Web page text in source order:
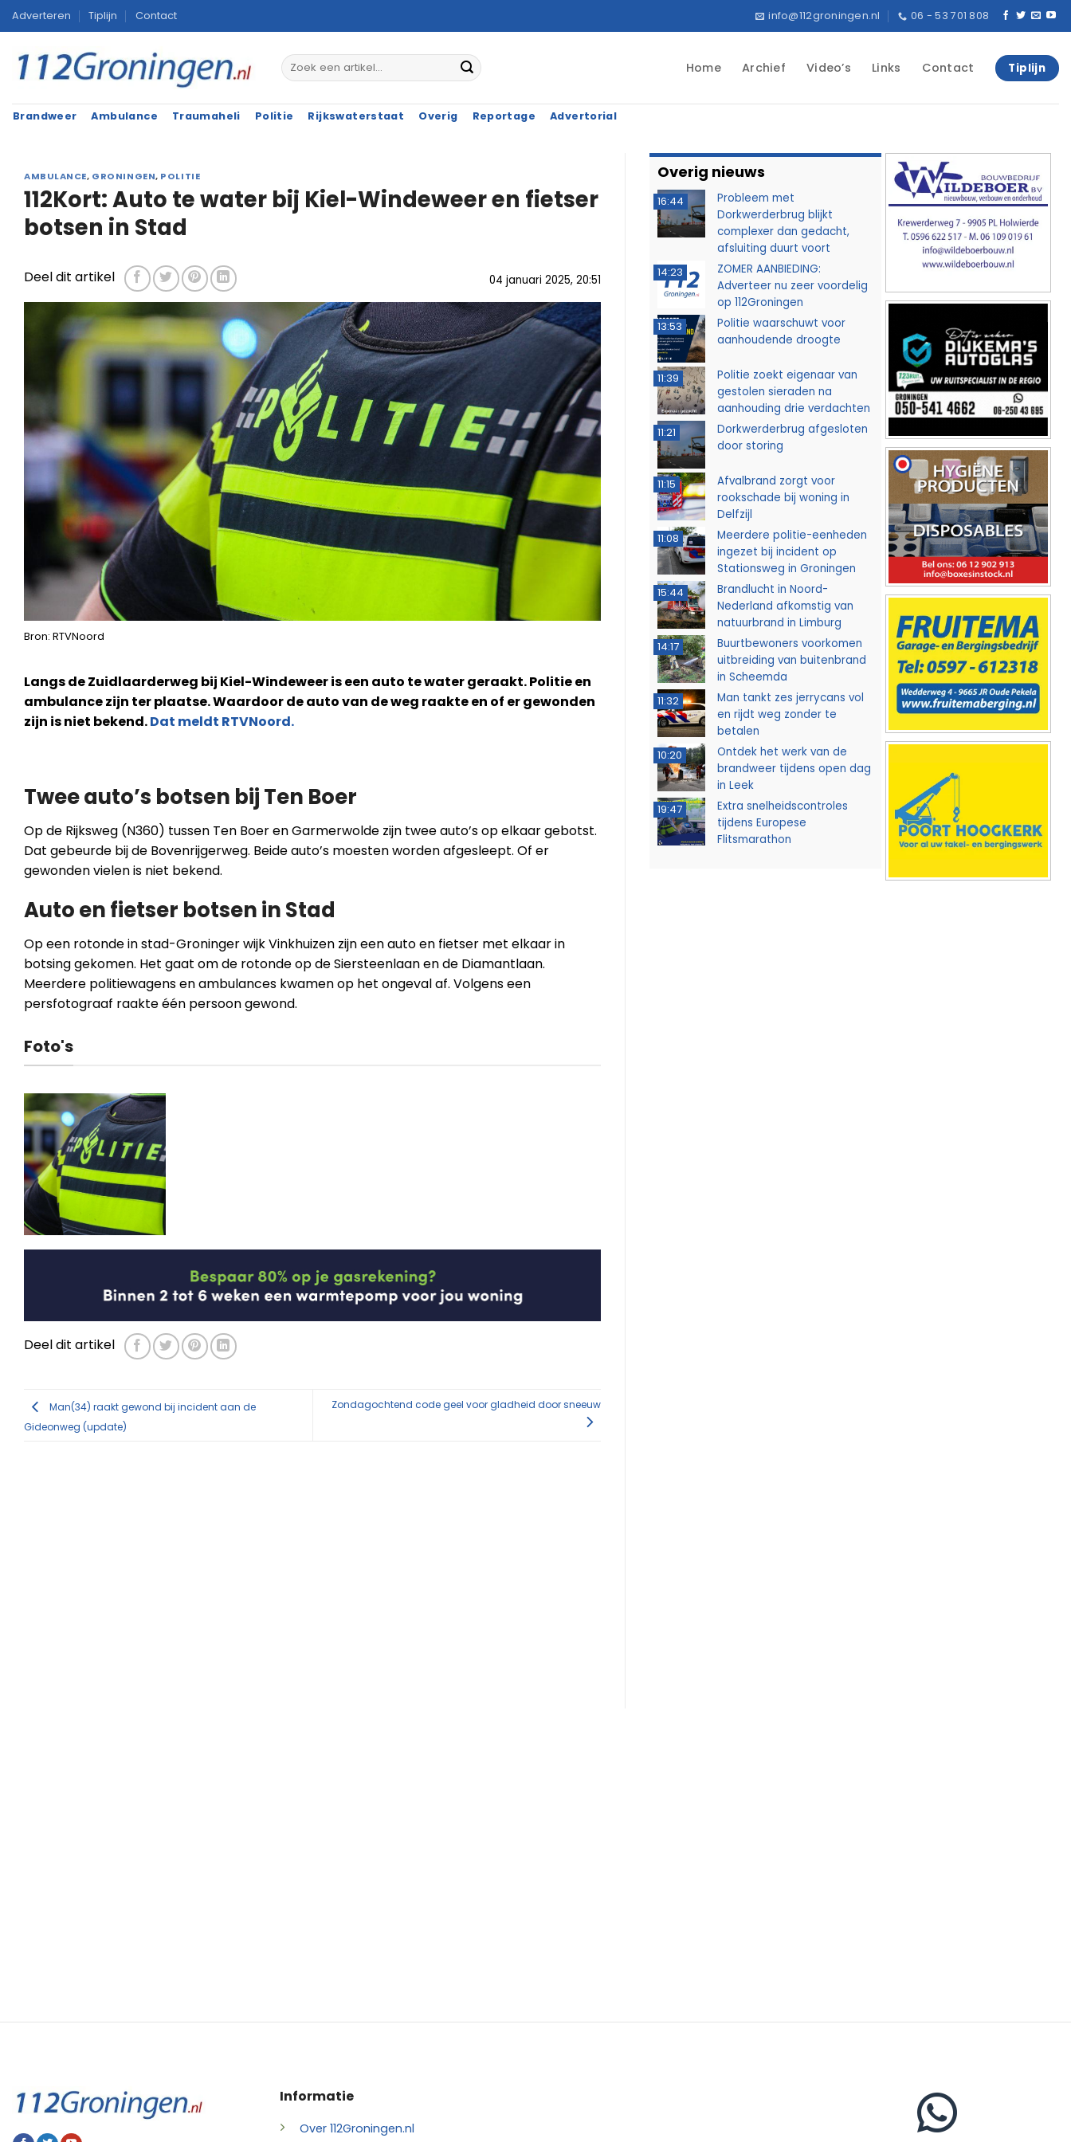
Ga
naar
inhoud
Adverteren Tiplijn Contact info@112groningen.nl 06 - 53 701 808
Home Archief Video’s Links Contact Tiplijn
Brandweer Ambulance Traumaheli Politie Rijkswaterstaat Overig Reportage Advertorial
AMBULANCE, GRONINGEN, POLITIE
112Kort: Auto te water bij Kiel-Windeweer en fietser
botsen in Stad
04 januari 2025, 20:51
Deel dit artikel
Bron: RTVNoord
Langs de Zuidlaarderweg bij Kiel-Windeweer is een auto te water geraakt. Politie en
ambulance zijn ter plaatse. Waardoor de auto van de weg raakte en of er gewonden
zijn is niet bekend.Dat meldt RTVNoord.
Twee auto’s botsen bij Ten Boer
Op de Rijksweg (N360) tussen Ten Boer en Garmerwolde zijn twee auto’s op elkaar gebotst.
Dat gebeurde bij de Bovenrijgerweg. Beide auto’s moesten worden afgesleept. Of er
gewonden vielen is niet bekend.
Auto en fietser botsen in Stad
Op een rotonde in stad-Groninger wijk Vinkhuizen zijn een auto en fietser met elkaar in
botsing gekomen. Het gaat om de rotonde op de Siersteenlaan en de Diamantlaan.
Meerdere politiewagens en ambulances kwamen op het ongeval af. Volgens een
persfotograaf raakte één persoon gewond.
Foto's
Deel dit artikel
Man(34) raakt gewond bij incident aan de
Gideonweg (update)
Zondagochtend code geel voor gladheid door sneeuw
Overig nieuws
16:44
Probleem met
Dorkwerderbrug blijkt
complexer dan gedacht,
afsluiting duurt voort
14:23
ZOMER AANBIEDING:
Adverteer nu zeer voordelig
op 112Groningen
13:53
Politie waarschuwt voor
aanhoudende droogte
11:39
Politie zoekt eigenaar van
gestolen sieraden na
aanhouding drie verdachten
11:21
Dorkwerderbrug afgesloten
door storing
11:15
Afvalbrand zorgt voor
rookschade bij woning in
Delfzijl
11:08
Meerdere politie-eenheden
ingezet bij incident op
Stationsweg in Groningen
15:44
Brandlucht in Noord-
Nederland afkomstig van
natuurbrand in Limburg
14:17
Buurtbewoners voorkomen
uitbreiding van buitenbrand
in Scheemda
11:32
Man tankt zes jerrycans vol
en rijdt weg zonder te
betalen
10:20
Ontdek het werk van de
brandweer tijdens open dag
in Leek
19:47
Extra snelheidscontroles
tijdens Europese
Flitsmarathon
Informatie
Over 112Groningen.nl